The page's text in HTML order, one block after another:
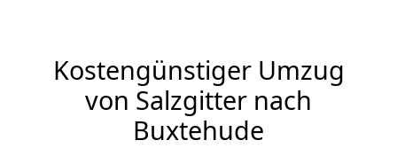
Kostengünstiger Umzug
von Salzgitter nach
Buxtehude